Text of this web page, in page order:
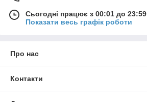
Сьогодні працює з 00:01 до 23:59
Показати весь графік роботи
Про нас
Контакти